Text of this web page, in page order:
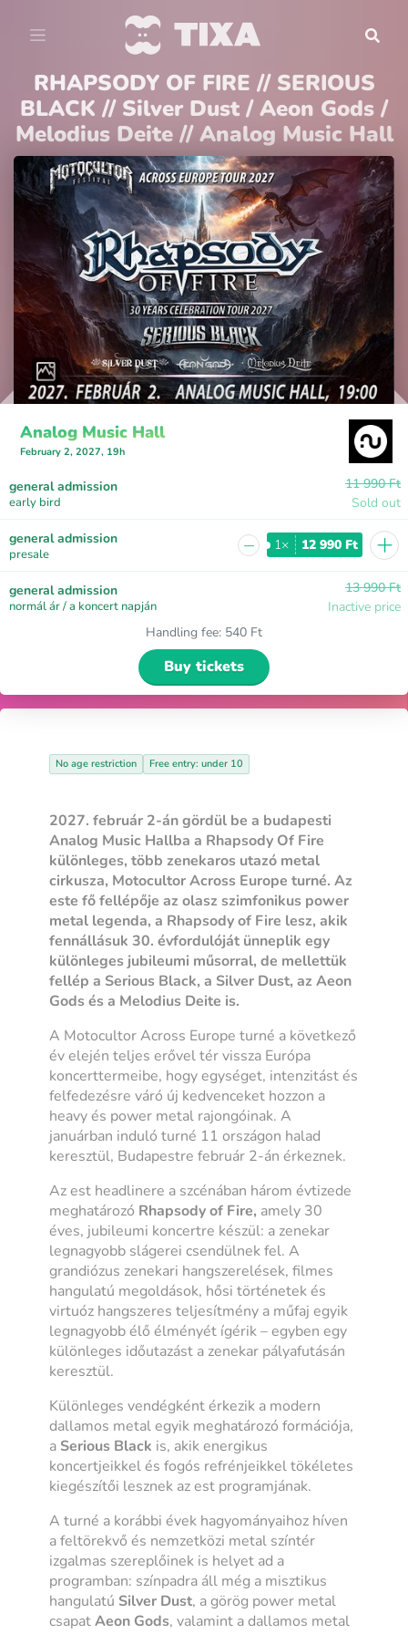
RHAPSODY OF FIRE // SERIOUS
BLACK // Silver Dust / Aeon Gods /
Melodius Deite // Analog Music Hall
Analog Music Hall
February 2, 2027, 19h
general admission
early bird
11 990 Ft
Sold out
general admission
presale − 1× 12 990 Ft +
general admission
normál ár / a koncert napján
13 990 Ft
Inactive price
Handling fee: 540 Ft
Buy tickets
No age restriction Free entry: under 10
2027. február 2-án gördül be a budapesti
Analog Music Hallba a Rhapsody Of Fire
különleges, több zenekaros utazó metal
cirkusza, Motocultor Across Europe turné. Az
este fő fellépője az olasz szimfonikus power
metal legenda, a Rhapsody of Fire lesz, akik
fennállásuk 30. évfordulóját ünneplik egy
különleges jubileumi műsorral, de mellettük
fellép a Serious Black, a Silver Dust, az Aeon
Gods és a Melodius Deite is.
A Motocultor Across Europe turné a következő
év elején teljes erővel tér vissza Európa
koncerttermeibe, hogy egységet, intenzitást és
felfedezésre váró új kedvenceket hozzon a
heavy és power metal rajongóinak. A
januárban induló turné 11 országon halad
keresztül, Budapestre február 2-án érkeznek.
Az est headlinere a szcénában három évtizede
meghatározó Rhapsody of Fire, amely 30
éves, jubileumi koncertre készül: a zenekar
legnagyobb slágerei csendülnek fel. A
grandiózus zenekari hangszerelések, filmes
hangulatú megoldások, hősi történetek és
virtuóz hangszeres teljesítmény a műfaj egyik
legnagyobb élő élményét ígérik – egyben egy
különleges időutazást a zenekar pályafutásán
keresztül.
Különleges vendégként érkezik a modern
dallamos metal egyik meghatározó formációja,
a Serious Black is, akik energikus
koncertjeikkel és fogós refrénjeikkel tökéletes
kiegészítői lesznek az est programjának.
A turné a korábbi évek hagyományaihoz híven
a feltörekvő és nemzetközi metal színtér
izgalmas szereplőinek is helyet ad a
programban: színpadra áll még a misztikus
hangulatú Silver Dust, a görög power metal
csapatAeon Gods, valamint a dallamos metal